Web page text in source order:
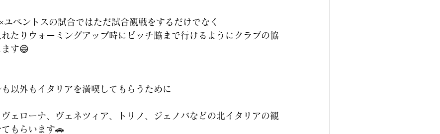
ベントスの試合ではただ試合観戦をするだけでなく
たりウォーミングアップ時にピッチ脇まで行けるようにクラブの協
す😄
以外もイタリアを満喫してもらうために
ェローナ、ヴェネツィア、トリノ、ジェノバなどの北イタリアの観
もらいます🚗